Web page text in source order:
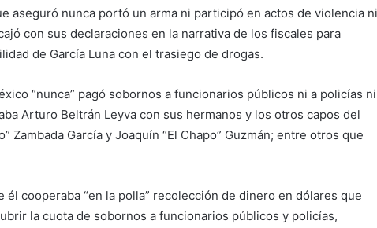
aseguró nunca portó un arma ni participó en actos de violencia ni
con sus declaraciones en la narrativa de los fiscales para
de García Luna con el trasiego de drogas.
“nunca” pagó sobornos a funcionarios públicos ni a policías ni
Arturo Beltrán Leyva con sus hermanos y los otros capos del
Zambada García y Joaquín “El Chapo” Guzmán; entre otros que
él cooperaba “en la polla” recolección de dinero en dólares que
la cuota de sobornos a funcionarios públicos y policías,